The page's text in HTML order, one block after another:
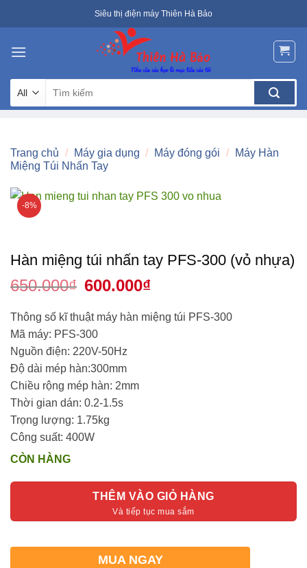
to
Siêu thị điện máy Thiên Hà Bảo
kiếm:
Trang chủ / Máy gia dụng / Máy đóng gói /
Máy Hàn
Miệng Túi Nhấn Tay
-8%
Hàn miệng túi nhấn tay PFS-300 (vỏ nhựa)
650.000₫
Giá
gốc
650.000₫.
600.000₫Giá
là:
600.000₫.
Thông số kĩ thuật máy hàn miệng túi PFS-300
Mã máy: PFS-300
Nguồn điện: 220V-50Hz
Độ dài mép hàn:300mm
Chiều rộng mép hàn: 2mm
Thời gian dán: 0.2-1.5s
Trọng lượng: 1.75kg
Công suất: 400W
CÒN HÀNG
THÊM VÀO GIỎ HÀNG
MUA NGAY